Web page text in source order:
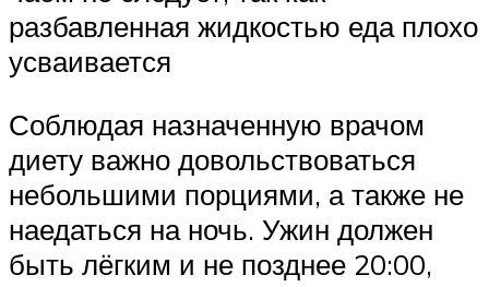
разбавленная жидкостью еда плохо
усваивается
Соблюдая назначенную врачом
диету важно довольствоваться
небольшими порциями, а также не
наедаться на ночь. Ужин должен
быть лёгким и не позднее 20:00,